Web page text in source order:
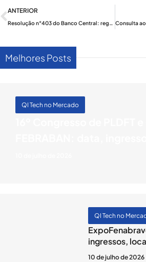
Anterior
ANTERIOR
Melhores Posts
QI Tech no Mercado
QI Tech no
ingressos,
10 de julho de 2026